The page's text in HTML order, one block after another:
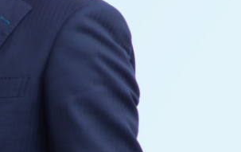
サステナビリティ法務
FinTech
デジタル
航空・宇宙
AI・テクノロジー